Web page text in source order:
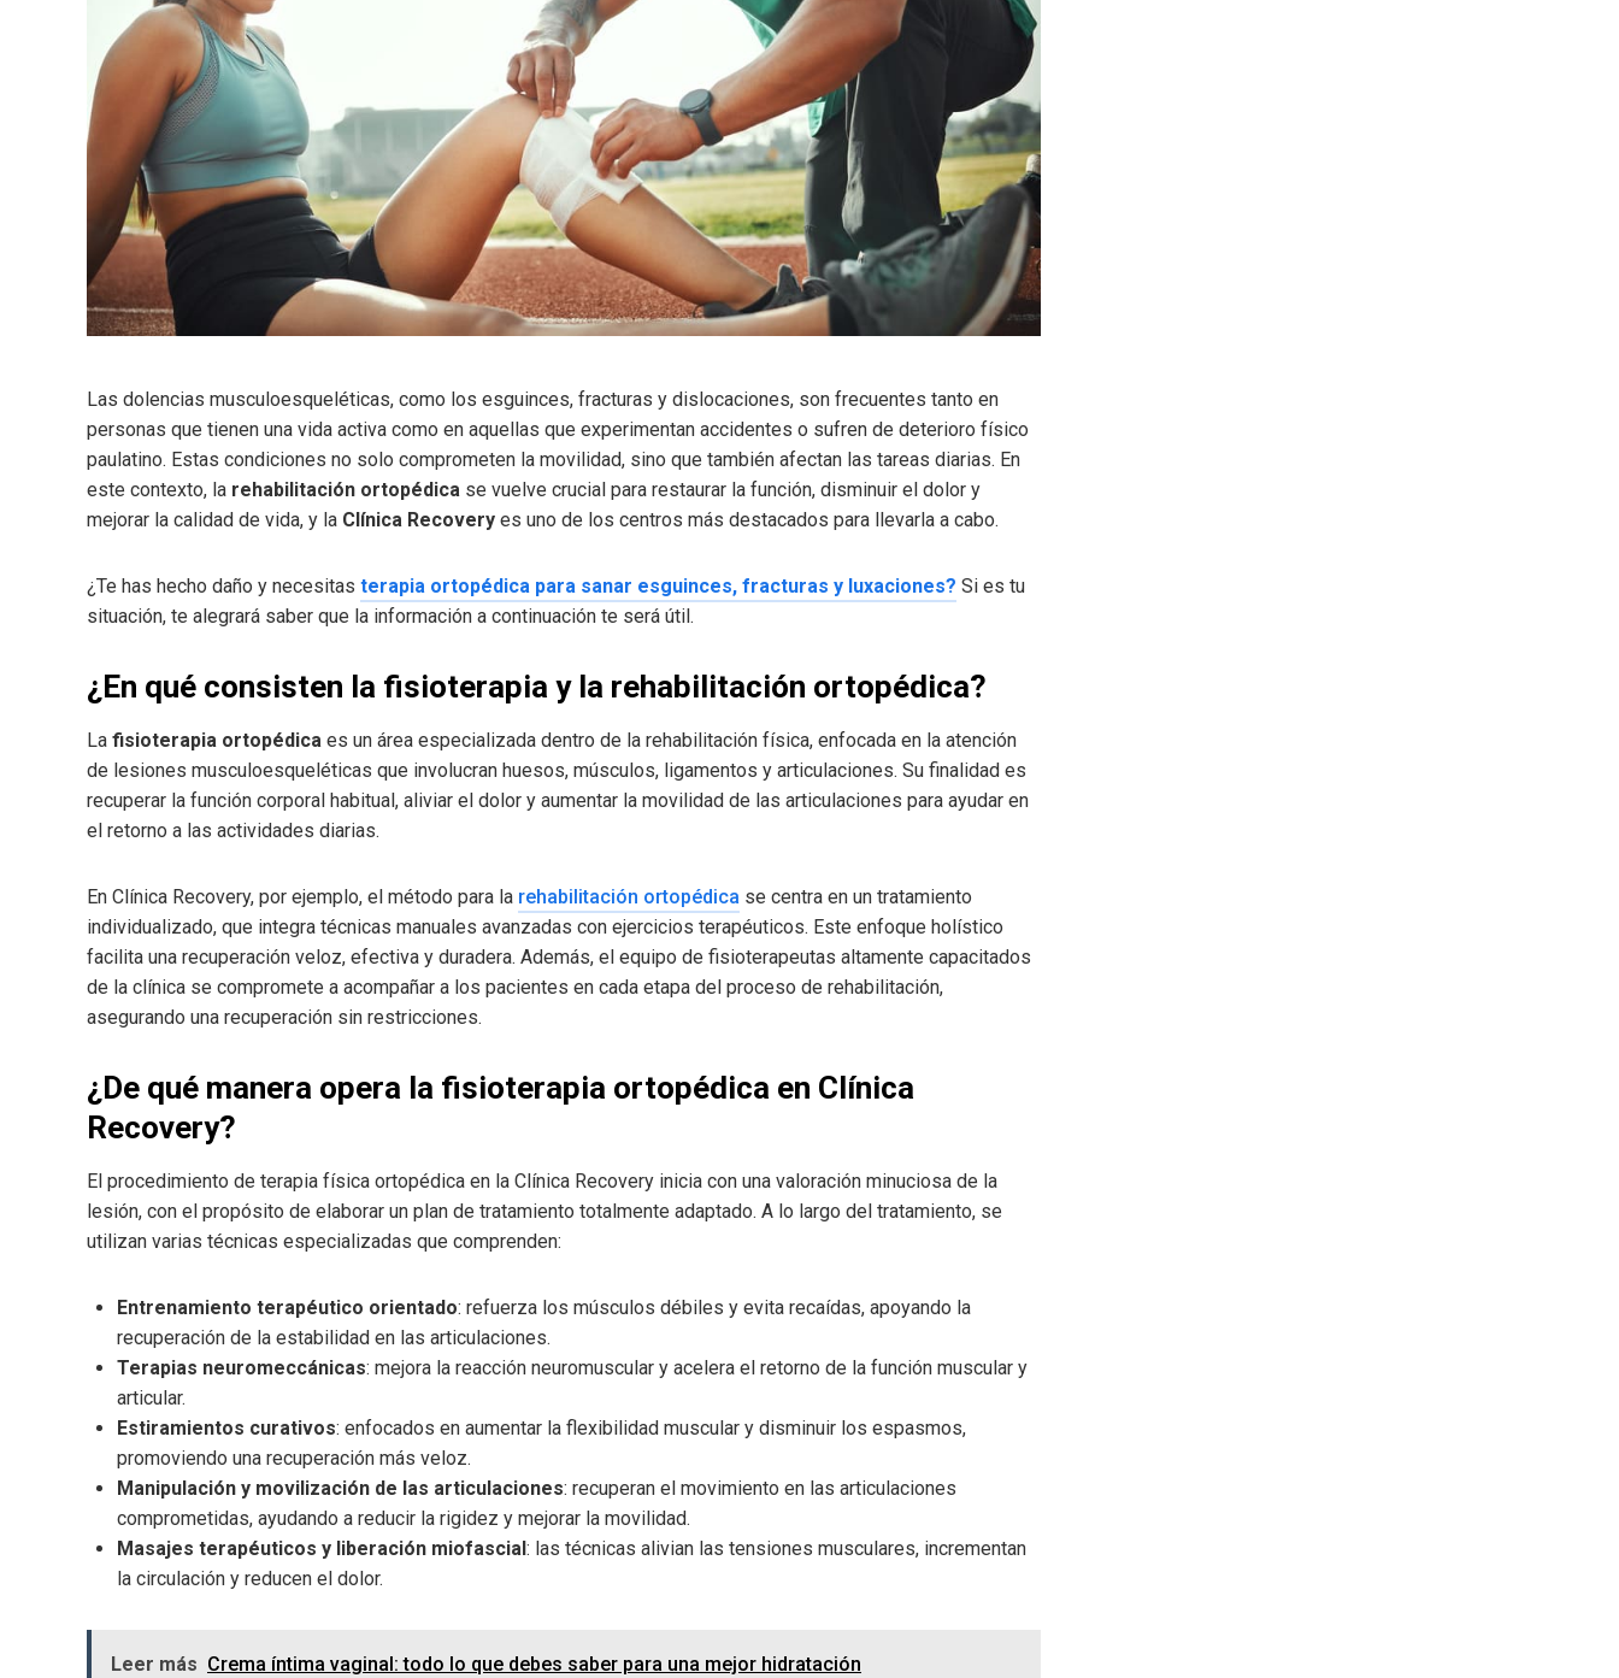
Las dolencias musculoesqueléticas, como los esguinces, fracturas y dislocaciones, son frecuentes tanto en
personas que tienen una vida activa como en aquellas que experimentan accidentes o sufren de deterioro físico
paulatino. Estas condiciones no solo comprometen la movilidad, sino que también afectan las tareas diarias. En
este contexto, la rehabilitación ortopédica se vuelve crucial para restaurar la función, disminuir el dolor y
mejorar la calidad de vida, y la Clínica Recovery es uno de los centros más destacados para llevarla a cabo.
¿Te has hecho daño y necesitas terapia ortopédica para sanar esguinces, fracturas y luxaciones? Si es tu
situación, te alegrará saber que la información a continuación te será útil.
¿En qué consisten la fisioterapia y la rehabilitación ortopédica?
La fisioterapia ortopédica es un área especializada dentro de la rehabilitación física, enfocada en la atención
de lesiones musculoesqueléticas que involucran huesos, músculos, ligamentos y articulaciones. Su finalidad es
recuperar la función corporal habitual, aliviar el dolor y aumentar la movilidad de las articulaciones para ayudar en
el retorno a las actividades diarias.
En Clínica Recovery, por ejemplo, el método para la rehabilitación ortopédica se centra en un tratamiento
individualizado, que integra técnicas manuales avanzadas con ejercicios terapéuticos. Este enfoque holístico
facilita una recuperación veloz, efectiva y duradera. Además, el equipo de fisioterapeutas altamente capacitados
de la clínica se compromete a acompañar a los pacientes en cada etapa del proceso de rehabilitación,
asegurando una recuperación sin restricciones.
¿De qué manera opera la fisioterapia ortopédica en Clínica
Recovery?
El procedimiento de terapia física ortopédica en la Clínica Recovery inicia con una valoración minuciosa de la
lesión, con el propósito de elaborar un plan de tratamiento totalmente adaptado. A lo largo del tratamiento, se
utilizan varias técnicas especializadas que comprenden:
Entrenamiento terapéutico orientado: refuerza los músculos débiles y evita recaídas, apoyando la
recuperación de la estabilidad en las articulaciones.
Terapias neuromeccánicas: mejora la reacción neuromuscular y acelera el retorno de la función muscular y
articular.
Estiramientos curativos: enfocados en aumentar la flexibilidad muscular y disminuir los espasmos,
promoviendo una recuperación más veloz.
Manipulación y movilización de las articulaciones: recuperan el movimiento en las articulaciones
comprometidas, ayudando a reducir la rigidez y mejorar la movilidad.
Masajes terapéuticos y liberación miofascial : las técnicas alivian las tensiones musculares, incrementan
la circulación y reducen el dolor.
Leer más Crema íntima vaginal: todo lo que debes saber para una mejor hidratación